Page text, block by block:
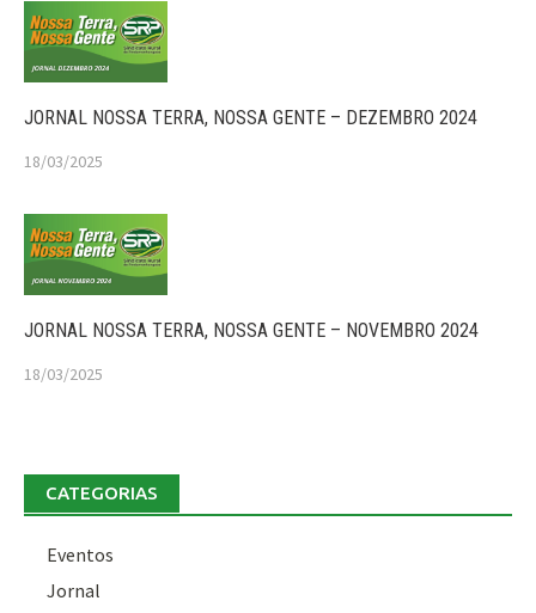
JORNAL NOSSA TERRA, NOSSA GENTE – DEZEMBRO 2024
18/03/2025
JORNAL NOSSA TERRA, NOSSA GENTE – NOVEMBRO 2024
18/03/2025
CATEGORIAS
Eventos
Jornal